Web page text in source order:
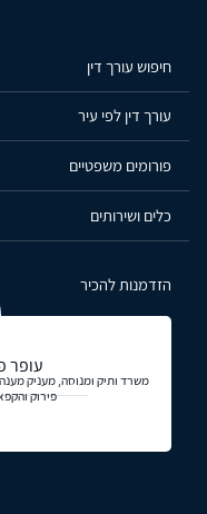
חיפוש עורך דין
עורך דין לפי עיר
פורומים משפטיים
כלים ושירותים
הזדמנות להכיר
עופר
משרד ותיק ומנוסה, מעניק
פירוק